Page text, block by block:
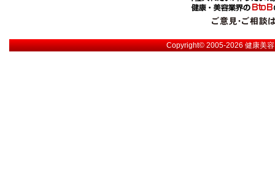
Copyright© 2005-2026健康美